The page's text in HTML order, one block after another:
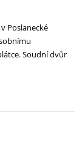
Poslanecké
Soudní dvůr